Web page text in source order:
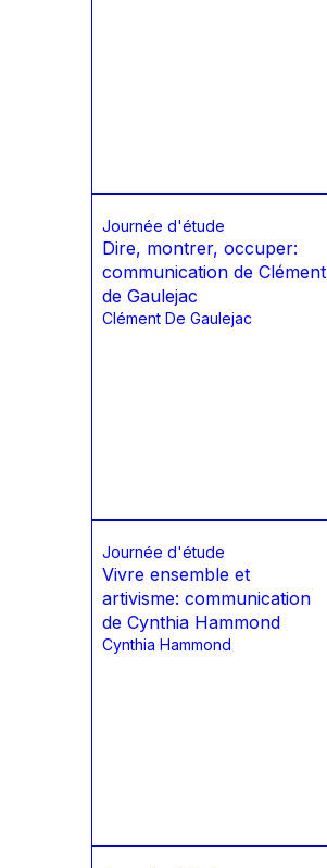
Journée d'étude
Dire, montrer, occuper:
communication de Clément
de Gaulejac
Clément De Gaulejac
Journée d'étude
Vivre ensemble et
artivisme: communication
de Cynthia Hammond
Cynthia Hammond